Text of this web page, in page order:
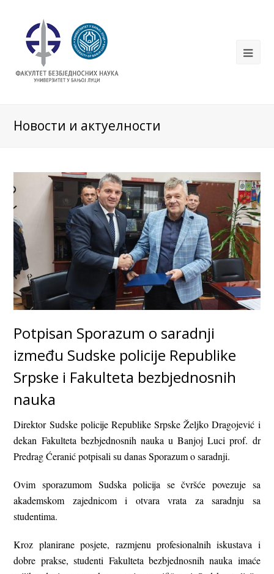
Новости и актуелности
Potpisan Sporazum o saradnji
između Sudske policije Republike
Srpske i Fakulteta bezbjednosnih
nauka
Direktor Sudske policije Republike Srpske Željko Dragojević i
dekan Fakulteta bezbjednosnih nauka u Banjoj Luci prof. dr
Predrag Ćeranić potpisali su danas Sporazum o saradnji.
Ovim sporazumom Sudska policija se čvršće povezuje sa
akademskom zajednicom i otvara vrata za saradnju sa
studentima.
Kroz planirane posjete, razmjenu profesionalnih iskustava i
dobre prakse, studenti Fakulteta bezbjednosnih nauka imaće